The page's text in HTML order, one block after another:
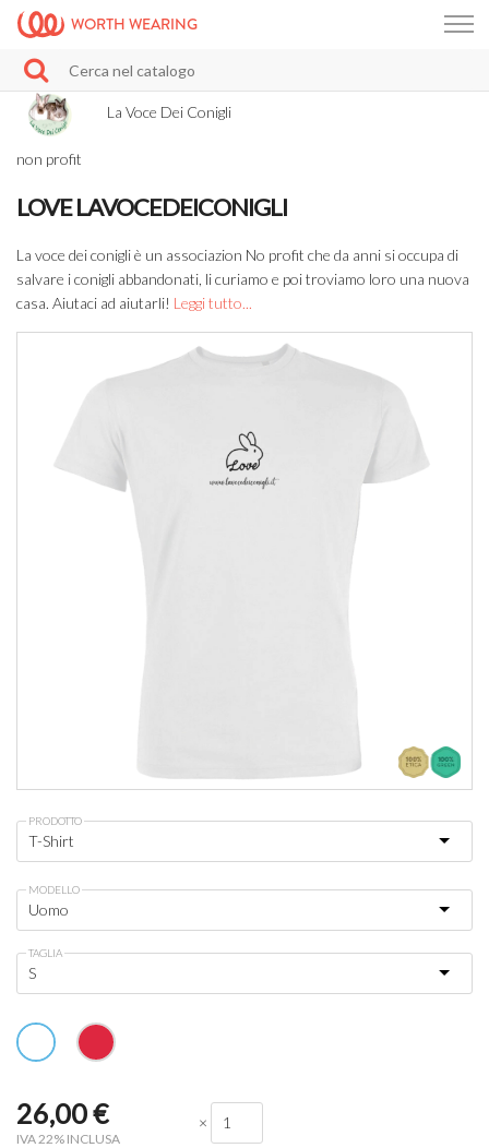
WORTH WEARING
La Voce Dei Conigli
non profit
LOVE LAVOCEDEICONIGLI
La voce dei conigli è un associazion No profit che da anni si occupa di
salvare i conigli abbandonati, li curiamo e poi troviamo loro una nuova
casa. Aiutaci ad aiutarli! Leggi tutto...
PRODOTTO
MODELLO
TAGLIA
26,00€
IVA 22% INCLUSA
×